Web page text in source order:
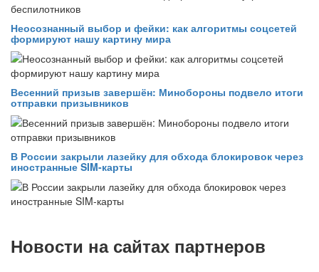
Неосознанный выбор и фейки: как алгоритмы соцсетей
формируют нашу картину мира
Весенний призыв завершён: Минобороны подвело итоги
отправки призывников
В России закрыли лазейку для обхода блокировок через
иностранные SIM-карты
Новости на сайтах партнеров